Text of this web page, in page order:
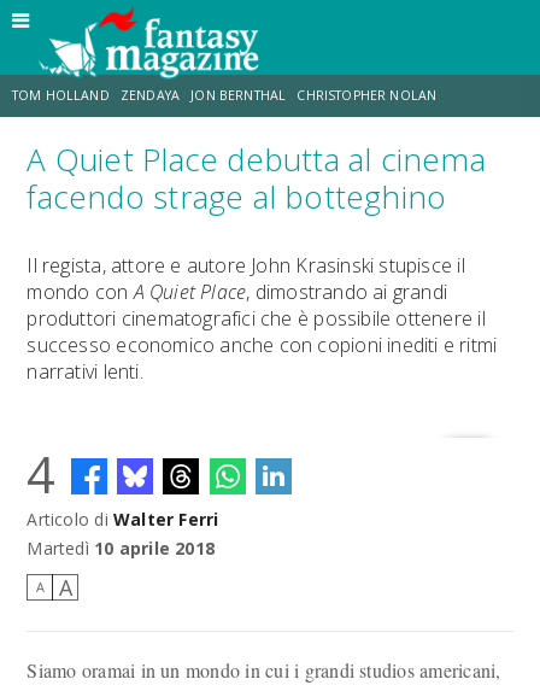
TOM HOLLAND ZENDAYA JON BERNTHAL CHRISTOPHER NOLAN
STRANIMONDI LUCCA COMICS & GAMES ODISSEA MARK RUFFALO
A Quiet Place debutta al cinema
facendo strage al botteghino
Il regista, attore e autore John Krasinski stupisce il
mondo conA Quiet Place, dimostrando ai grandi
produttori cinematografici che è possibile ottenere il
successo economico anche con copioni inediti e ritmi
narrativi lenti.
4
Articolo di Walter Ferri
Martedì 10 aprile 2018
A A
Siamo oramai in un mondo in cui i grandi studios americani,